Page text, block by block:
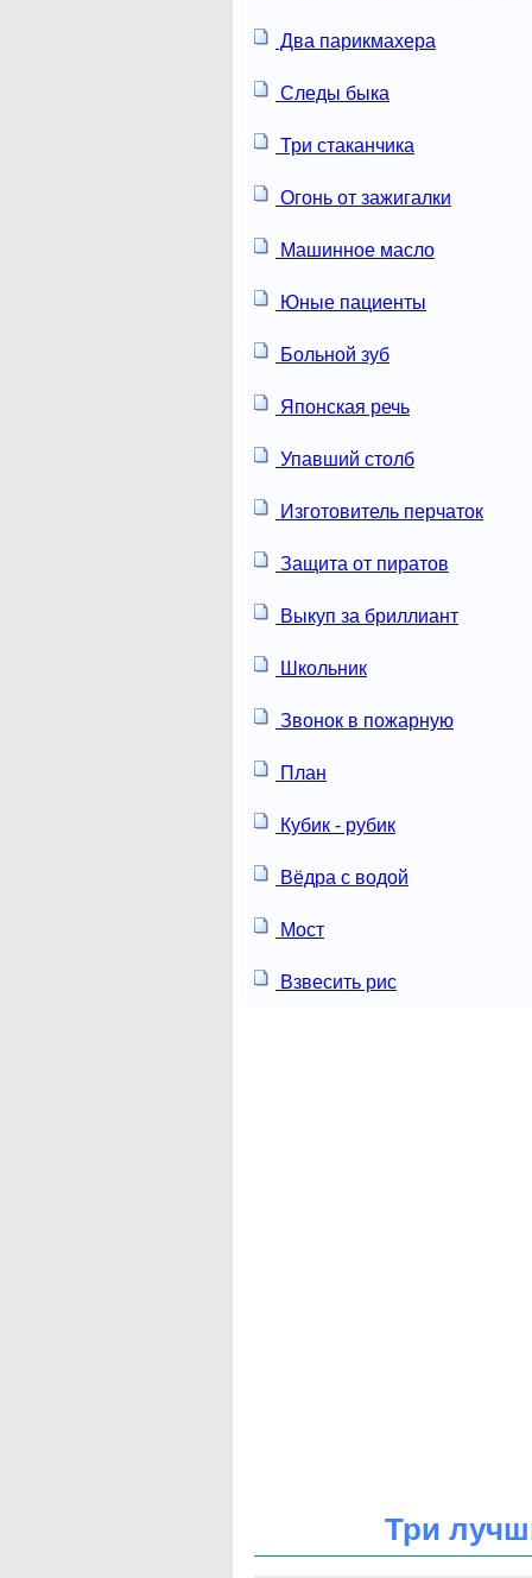
Два парикмахера
Следы быка
Три стаканчика
Огонь от зажигалки
Машинное масло
Юные пациенты
Больной зуб
Японская речь
Упавший столб
Изготовитель перчаток
Защита от пиратов
Выкуп за бриллиант
Школьник
Звонок в пожарную
План
Кубик - рубик
Вёдра с водой
Мост
Взвесить рис
Три